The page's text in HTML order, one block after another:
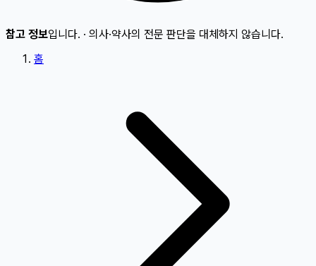
참고 정보입니다. · 의사·약사의 전문 판단을 대체하지 않습니다.
홈